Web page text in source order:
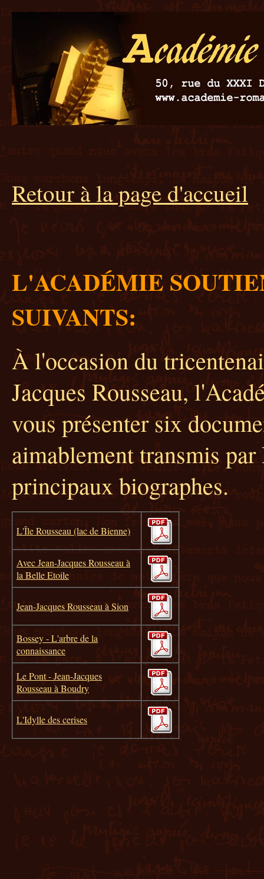
Retour à la page d'accueil
L'ACADÉMIE
SUIVANTS:
À l'occasion du
Jacques Rousseau,
vous présenter six
aimablement transmis
principaux biographes.
L'Île Rousseau (lac de Bienne)
Avec Jean-Jacques Rousseau à
la Belle Etoile
Jean-Jacques Rousseau à Sion
Bossey - L'arbre de la
connaissance
Le Pont - Jean-Jacques
Rousseau à Boudry
L'Idylle des cerises